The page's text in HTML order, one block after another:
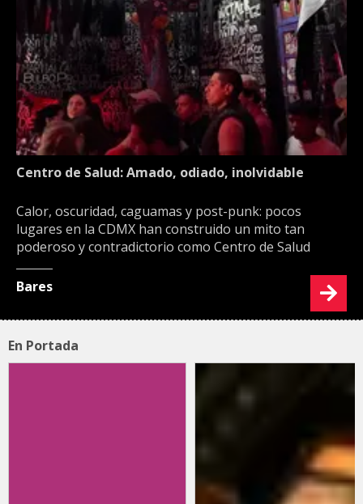
Centro de Salud: Amado, odiado, inolvidable
Calor, oscuridad, caguamas y post-punk: pocos
lugares en la CDMX han construido un mito tan
poderoso y contradictorio como Centro de Salud
Bares
En Portada